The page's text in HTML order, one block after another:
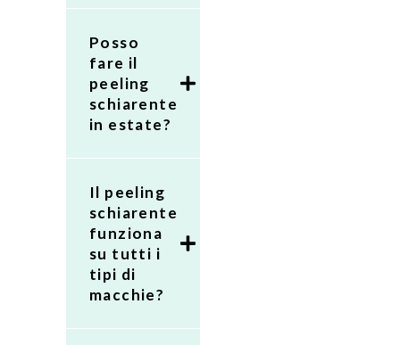
Posso
fare il
peeling
schiarente
in estate?
Il peeling
schiarente
funziona
su tutti i
tipi di
macchie?